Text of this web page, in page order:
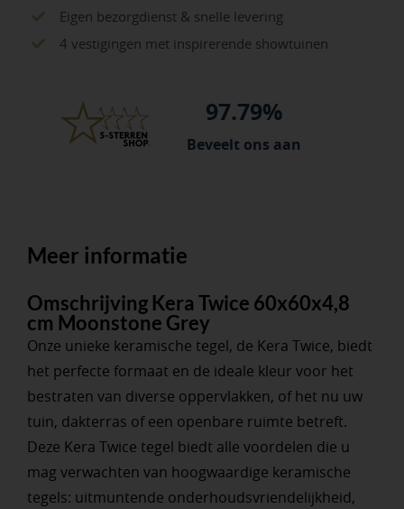
Eigen bezorgdienst & snelle levering
4 vestigingen met inspirerende showtuinen
97.79%
Beveelt ons aan
Meer informatie
Omschrijving Kera Twice 60x60x4,8
cm Moonstone Grey
Onze unieke keramische tegel, de Kera Twice, biedt
het perfecte formaat en de ideale kleur voor het
bestraten van diverse oppervlakken, of het nu uw
tuin, dakterras of een openbare ruimte betreft.
Deze Kera Twice tegel biedt alle voordelen die u
mag verwachten van hoogwaardige keramische
tegels: uitmuntende onderhoudsvriendelijkheid,